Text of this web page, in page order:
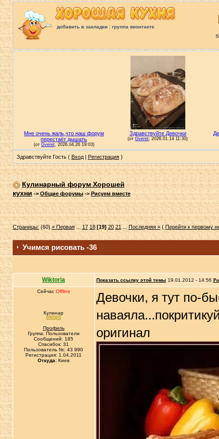
добавить в закладки: группа вконтакте
Здравствуйте Гость ( Вход| Регистрация)
Кулинарный форум Хорошей
кухни->Общие форумы-> Рисуем вместе
Страницы:(60)« Первая...17 18 [19] 20 21...Последняя »( Перейти к первому
Учимся рисовать -36
Wiktoria Показать ссылку этой темы 19.01.2012 - 14:56
Сейчас Offline
Кулинар
Профиль
Группа: Пользователи
Сообщений: 185
Спасибок: 31
Пользователь №: 43 990
Регистрация: 1.04.2011
Откуда: Киев
Девочки, я тут по-
оригинал